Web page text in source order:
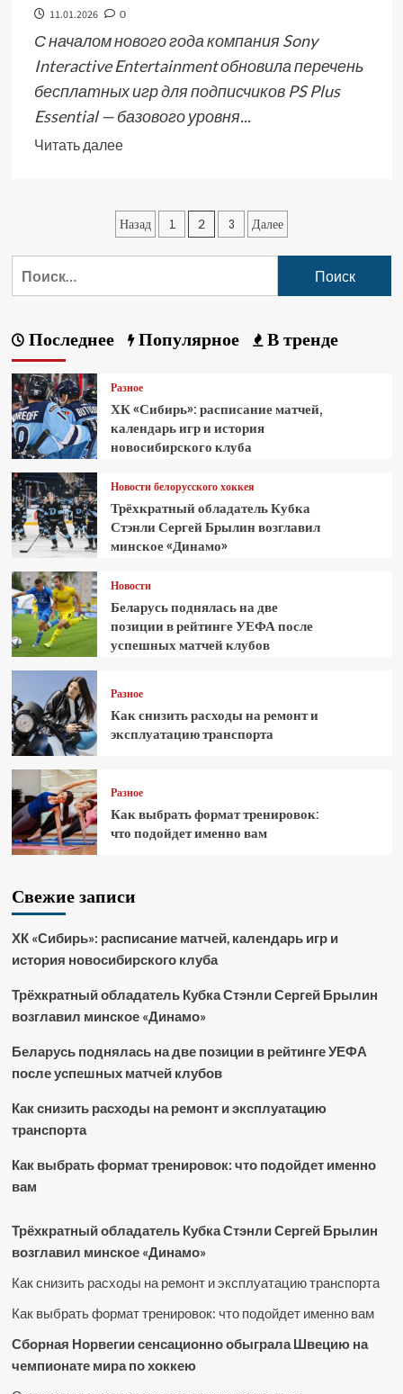
11.01.2026 0
С началом нового года компания Sony
Interactive Entertainment обновила перечень
бесплатных игр для подписчиков PS Plus
Essential — базового уровня...
Читать далее
Назад 1 2 3 Далее
Последнее Популярное В тренде
Разное
ХК «Сибирь»: расписание матчей,
календарь игр и история
новосибирского клуба
Новости белорусского хоккея
Трёхкратный обладатель Кубка
Стэнли Сергей Брылин возглавил
минское «Динамо»
Новости
Беларусь поднялась на две
позиции в рейтинге УЕФА после
успешных матчей клубов
Разное
Как снизить расходы на ремонт и
эксплуатацию транспорта
Разное
Как выбрать формат тренировок:
что подойдет именно вам
Свежие записи
ХК «Сибирь»: расписание матчей, календарь игр и
история новосибирского клуба
Трёхкратный обладатель Кубка Стэнли Сергей Брылин
возглавил минское «Динамо»
Беларусь поднялась на две позиции в рейтинге УЕФА
после успешных матчей клубов
Как снизить расходы на ремонт и эксплуатацию
транспорта
Как выбрать формат тренировок: что подойдет именно
вам
Трёхкратный обладатель Кубка Стэнли Сергей Брылин
возглавил минское «Динамо»
Как снизить расходы на ремонт и эксплуатацию транспорта
Как выбрать формат тренировок: что подойдет именно вам
Сборная Норвегии сенсационно обыграла Швецию на
чемпионате мира по хоккею